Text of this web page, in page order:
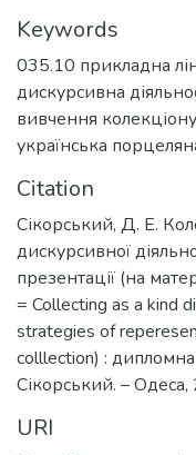
Keywords
035.10 прикладна
дискурсивна
вивчення
українська
Citation
Сікорський, Д. Е.
дискурсивної
презентації (на
= Collecting as a kind
strategies of
colllection) :
Сікорський. – Одеса,
URI